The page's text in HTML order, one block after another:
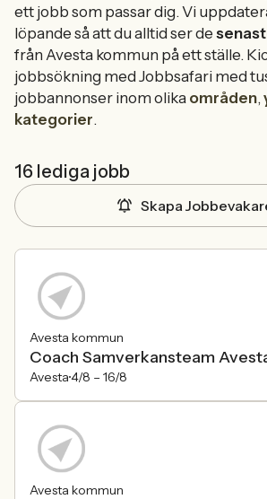
ett jobb som passar dig. Vi
löpande så att du alltid ser de
från Avesta kommun på ett ställe.
jobbsökning med Jobbsafari med
jobbannonser inom olika områden,
kategorier.
16 lediga jobb
Skapa
Avesta kommun
Coach Samverkansteam
Avesta4/8 – 16/8
Avesta kommun